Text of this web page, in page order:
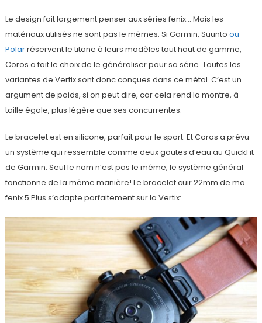
Le design fait largement penser aux séries fenix… Mais les
matériaux utilisés ne sont pas le mêmes. Si Garmin, Suunto ou
Polarréservent le titane à leurs modèles tout haut de gamme,
Coros a fait le choix de le généraliser pour sa série. Toutes les
variantes de Vertix sont donc conçues dans ce métal. C’est un
argument de poids, si on peut dire, car cela rend la montre, à
taille égale, plus légère que ses concurrentes.
Le bracelet est en silicone, parfait pour le sport. Et Coros a prévu
un système qui ressemble comme deux goutes d’eau au QuickFit
de Garmin. Seul le nom n’est pas le même, le système général
fonctionne de la même manière! Le bracelet cuir 22mm de ma
fenix 5 Plus s’adapte parfaitement sur la Vertix: